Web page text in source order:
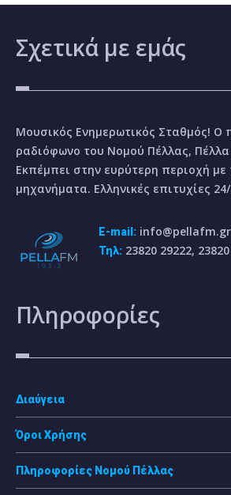
Σχετικά με εμάς
Μουσικός Ενημερωτικός Σταθμός! Ο
ραδιόφωνο του Νομού Πέλλας, Πέλλα
Εκπέμπει στην ευρύτερη περιοχή με
μηχανήματα. Ελληνικές επιτυχίες
E-mail: info@pellafm.gr
Τηλ: 23820 29222,
Πληροφορίες
Διαύγεια
Όροι Χρήσης
Πληροφορίες Νομού Πέλλας